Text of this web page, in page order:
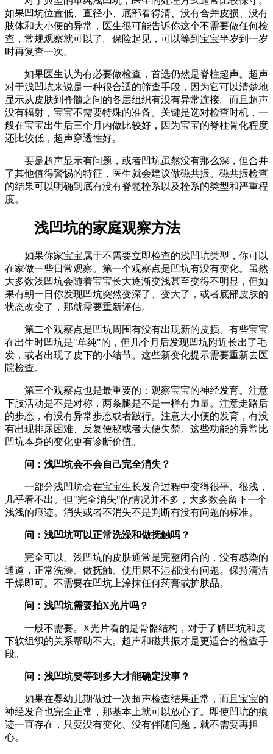
如果凹坑位置低、直径小、底部看得清、没有合并皮损、没有
肢体和大小便的异常，医生很可能告诉你这个不需要做任何检
查，常规观察就可以了。保险起见，可以等到宝宝半岁到一岁
时再复查一次。
如果医生认为有必要做检查，首选仍然是脊柱超声。超声
对于浅凹坑来说是一种很合适的筛查手段，因为它可以清楚地
显示从皮肤到脊髓之间的各层组织有没有异常连接。而且超声
没有辐射，宝宝不需要特殊的准备。关键是选对检查时机，一
般在宝宝出生后三个月内做比较好，因为宝宝的脊柱骨化程度
还比较低，超声穿透性好。
要是超声显示有问题，或者凹坑虽然没有那么深，但合并
了其他值得警惕的特征，医生就会建议做磁共振。磁共振检查
的结果可以明确到底有没有脊髓栓系以及栓系的类型和严重程
度。
浅凹坑的家庭观察方法
如果你家宝宝属于不需要立即检查的浅凹坑类型，你可以
在家做一些日常观察。第一个观察点是凹坑有没有变化。虽然
大多数浅凹坑会随着宝宝长大逐渐变浅甚至变得不明显，但如
果有朝一日你发现凹坑突然变深了、变大了，或者底部皮肤的
状态改变了，那就需要重新评估。
第二个观察点是凹坑周围有没有出现新的皮损。有些宝宝
在出生时凹坑是"单纯"的，但几个月后发现凹坑附近长出了毛
发，或者出现了皮下的小结节。这些新变化提示需要重新去医
院检查。
第三个观察点也是最重要的：观察宝宝的神经发育。注意
下肢活动是不是对称，两条腿是不是一样有力量。注意走路后
的步态，有没有异常步态或者跛行。注意大小便的发育，有没
有出现排尿困难、反复便秘或者大便失禁。这些功能的异常比
凹坑本身的变化更有诊断价值。
问：浅凹坑会不会自己完全消失？
一部分浅凹坑会在宝宝生长发育过程中变得很平、很浅，
几乎看不出。但"完全消失"的情况并不多，大多数会留下一个
浅浅的痕迹。消失或者不消失不是判断有没有问题的标准。
问：浅凹坑可以正常洗澡和做抚触吗？
完全可以。浅凹坑的皮肤通常是完整闭合的，没有感染的
通道，正常洗澡、做抚触、使用尿不湿都没有问题。保持清洁
干燥即可。不需要在凹坑上涂抹任何药膏或护肤品。
问：浅凹坑需要拍X光片吗？
一般不需要。X光片看的是骨骼结构，对于了解凹坑和皮
下软组织的关系帮助不大。超声和磁共振才是更适合的检查手
段。
问：浅凹坑要等到多大才能确定没事？
如果在婴幼儿期做过一次超声检查结果正常，而且宝宝的
神经发育也完全正常，那基本上就可以放心了。即使凹坑的痕
迹一直存在，只要没有变化、没有伴随问题，就不需要再担
心。